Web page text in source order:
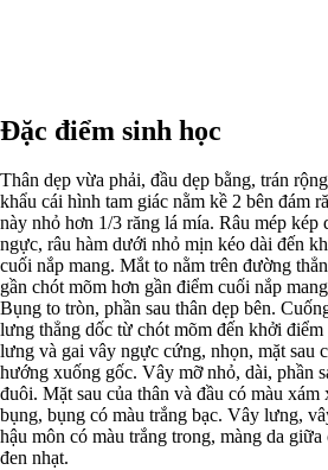
Đặc điểm sinh học
Thân dẹp vừa phải, đầu dẹp bằng, trán
khẩu cái hình tam giác nằm kề 2 bên đám
này nhỏ hơn 1/3 răng lá mía. Râu mép kép
ngực, râu hàm dưới nhỏ mịn kéo dài đến
cuối nắp mang. Mắt to nằm trên đường
gần chót mõm hơn gần điểm cuối nắp
Bụng to tròn, phần sau thân dẹp bên.
lưng thẳng dốc từ chót mõm đến khởi
lưng và gai vây ngực cứng, nhọn, mặt sau
hướng xuống gốc. Vây mỡ nhỏ, dài, phần
đuôi. Mặt sau của thân và đầu có màu xám
bụng, bụng có màu trắng bạc. Vây lưng,
hậu môn có màu trắng trong, màng da
đen nhạt.